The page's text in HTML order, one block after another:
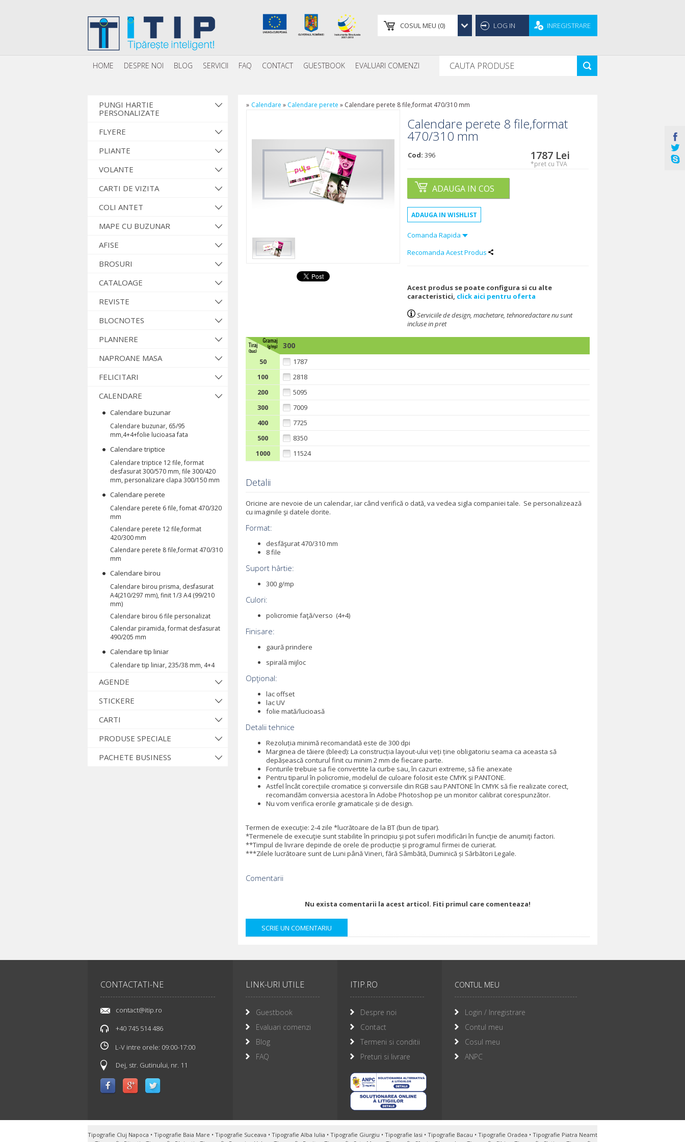
LOG IN INREGISTRARE
COSUL MEU (0)
HOME DESPRE NOI BLOG SERVICII FAQ CONTACT GUESTBOOK EVALUARI COMENZI
PUNGI HARTIE
PERSONALIZATE
FLYERE
PLIANTE
VOLANTE
CARTI DE VIZITA
COLI ANTET
MAPE CU BUZUNAR
AFISE
BROSURI
CATALOAGE
REVISTE
BLOCNOTES
PLANNERE
NAPROANE MASA
FELICITARI
CALENDARE
Calendare buzunar
Calendare buzunar, 65/95
mm,4+4+folie lucioasa fata
Calendare triptice
Calendare triptice 12 file, format
desfasurat 300/570 mm, file 300/420
mm, personalizare clapa 300/150 mm
Calendare perete
Calendare perete 6 file, fomat 470/320
mm
Calendare perete 12 file,format
420/300 mm
Calendare perete 8 file,format 470/310
mm
Calendare birou
Calendare birou prisma, desfasurat
A4(210/297 mm), finit 1/3 A4 (99/210
mm)
Calendare birou 6 file personalizat
Calendar piramida, format desfasurat
490/205 mm
Calendare tip liniar
Calendare tip liniar, 235/38 mm, 4+4
AGENDE
STICKERE
CARTI
PRODUSE SPECIALE
PACHETE BUSINESS
» Calendare » Calendare perete » Calendare perete 8 file,format 470/310 mm
Calendare perete 8 file,format
470/310 mm
Cod: 396 1787 Lei
*pret cu TVA
Comanda Rapida
Recomanda Acest Produs
Acest produs se poate configura si cu alte
caracteristici, click aici pentru oferta
Serviciile de design, machetare, tehnoredactare nu sunt
incluse in pret
300
50
1787
100
2818
200
5095
300
7009
400
7725
500
8350
1000
11524
Detalii
Oricine are nevoie de un calendar, iar când verifică o dată, va vedea sigla companiei tale. Se personalizează
cu imaginile şi datele dorite.
Format:
desfăşurat 470/310 mm
8 file
Suport hârtie:
300 g/mp
Culori:
policromie faţă/verso (4+4)
Finisare:
gaură prindere
spirală mijloc
Opţional:
lac offset
lac UV
folie mată/lucioasă
Detalii tehnice
Rezoluția minimă recomandată este de 300 dpi
Marginea de tăiere (bleed): La construcția layout-ului veți ține obligatoriu seama ca aceasta să
depășească conturul finit cu minim 2 mm de fiecare parte.
Fonturile trebuie sa fie convertite la curbe sau, în cazuri extreme, să fie anexate
Pentru tiparul în policromie, modelul de culoare folosit este CMYK și PANTONE.
Astfel încât corecțiile cromatice și conversiile din RGB sau PANTONE în CMYK să fie realizate corect,
recomandăm conversia acestora în Adobe Photoshop pe un monitor calibrat corespunzător.
Nu vom verifica erorile gramaticale și de design.
Termen de execuţie: 2-4 zile *lucrătoare de la BT (bun de tipar).
*Termenele de execuţie sunt stabilite în principiu şi pot suferi modificări în funcţie de anumiţi factori.
**Timpul de livrare depinde de orele de producție și programul firmei de curierat.
***Zilele lucrătoare sunt de Luni până Vineri, fără Sâmbătă, Duminică și Sărbători Legale.
Comentarii
Nu exista comentarii la acest articol. Fiti primul care comenteaza!
CONTACTATI-NE
contact@itip.ro
+40 745 514 486
L-V intre orele: 09:00-17:00
Dej, str. Gutinului, nr. 11
LINK-URI UTILE
Guestbook
Evaluari comenzi
Blog
FAQ
ITIP.RO
Despre noi
Contact
Termeni si conditii
Preturi si livrare
CONTUL MEU
Login / Inregistrare
Contul meu
Cosul meu
ANPC
Tipografie Cluj Napoca • Tipografie Baia Mare • Tipografie Suceava • Tipografie Alba Iulia • Tipografie Giurgiu • Tipografie Iasi • Tipografie Bacau • Tipografie Oradea • Tipografie Piatra Neamt